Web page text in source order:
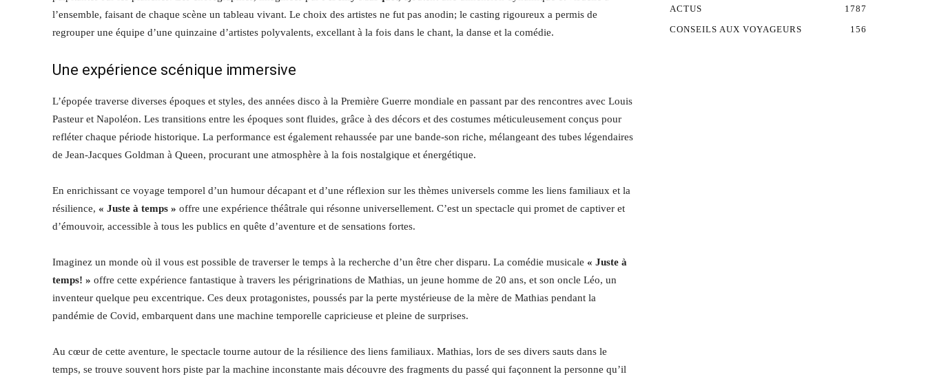
l’ensemble, faisant de chaque scène un tableau vivant. Le choix des artistes ne fut pas anodin; le casting rigoureux a permis de
regrouper une équipe d’une quinzaine d’artistes polyvalents, excellant à la fois dans le chant, la danse et la comédie.
Une expérience scénique immersive
L’épopée traverse diverses époques et styles, des années disco à la Première Guerre mondiale en passant par des rencontres avec Louis
Pasteur et Napoléon. Les transitions entre les époques sont fluides, grâce à des décors et des costumes méticuleusement conçus pour
refléter chaque période historique. La performance est également rehaussée par une bande-son riche, mélangeant des tubes légendaires
de Jean-Jacques Goldman à Queen, procurant une atmosphère à la fois nostalgique et énergétique.
En enrichissant ce voyage temporel d’un humour décapant et d’une réflexion sur les thèmes universels comme les liens familiaux et la
résilience, « Juste à temps » offre une expérience théâtrale qui résonne universellement. C’est un spectacle qui promet de captiver et
d’émouvoir, accessible à tous les publics en quête d’aventure et de sensations fortes.
Imaginez un monde où il vous est possible de traverser le temps à la recherche d’un être cher disparu. La comédie musicale « Juste à
temps! » offre cette expérience fantastique à travers les périgrinations de Mathias, un jeune homme de 20 ans, et son oncle Léo, un
inventeur quelque peu excentrique. Ces deux protagonistes, poussés par la perte mystérieuse de la mère de Mathias pendant la
pandémie de Covid, embarquent dans une machine temporelle capricieuse et pleine de surprises.
Au cœur de cette aventure, le spectacle tourne autour de la résilience des liens familiaux. Mathias, lors de ses divers sauts dans le
temps, se trouve souvent hors piste par la machine inconstante mais découvre des fragments du passé qui façonnent la personne qu’il
ACTUS
1787
CONSEILS AUX VOYAGEURS
156